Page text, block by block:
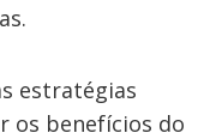
estratégias
os benefícios do